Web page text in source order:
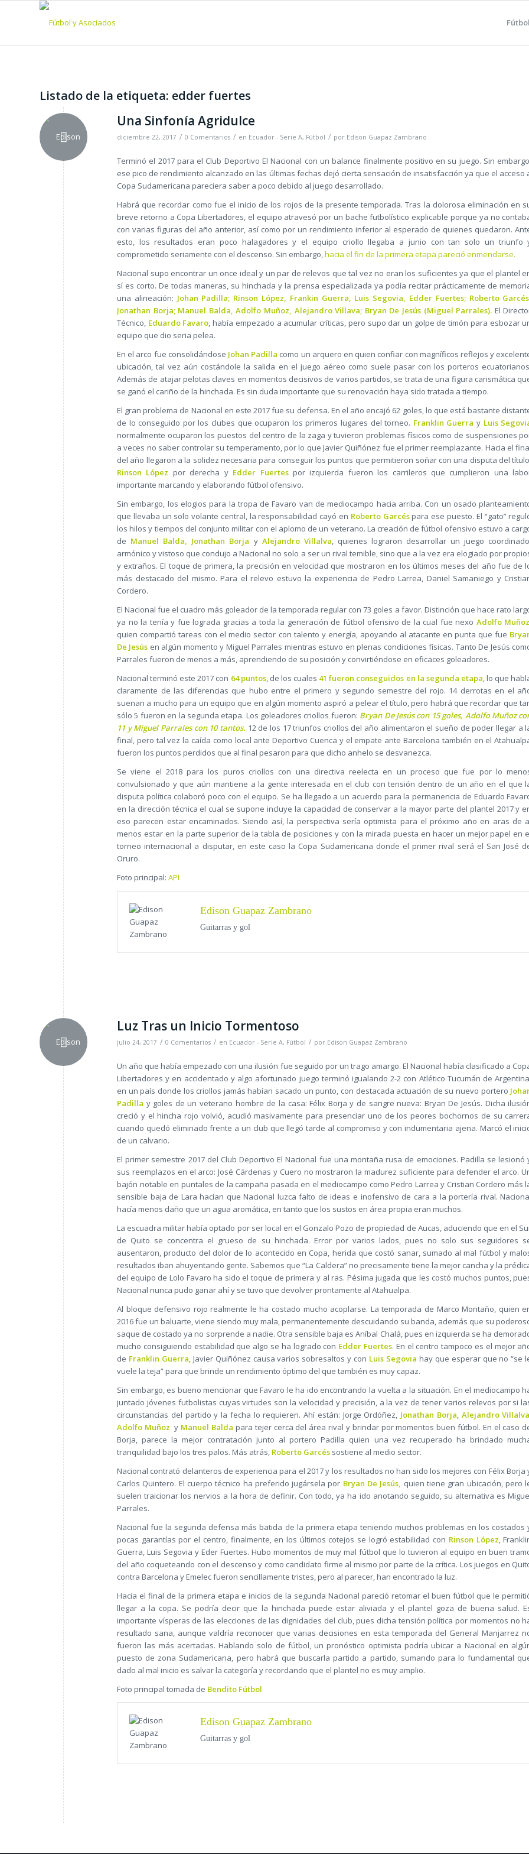
Fútbol
Listado de la etiqueta: edder fuertes
Una Sinfonía Agridulce
diciembre 22, 2017 / 0 Comentarios / en Ecuador - Serie A, Fútbol / por Edison Guapaz Zambrano
Terminó el 2017 para el Club Deportivo El Nacional con un balance finalmente positivo en su juego. Sin
ese pico de rendimiento alcanzado en las últimas fechas dejó cierta sensación de insatisfacción ya que el acceso
Copa Sudamericana pareciera saber a poco debido al juego desarrollado.
Habrá que recordar como fue el inicio de los rojos de la presente temporada. Tras la dolorosa eliminación en
breve retorno a Copa Libertadores, el equipo atravesó por un bache futbolístico explicable porque ya no
con varias figuras del año anterior, así como por un rendimiento inferior al esperado de quienes quedaron.
esto, los resultados eran poco halagadores y el equipo criollo llegaba a junio con tan solo un triunfo
comprometido seriamente con el descenso. Sin embargo,hacia el fin de la primera etapa pareció enmendarse.
Nacional supo encontrar un once ideal y un par de relevos que tal vez no eran los suficientes ya que el plantel
sí es corto. De todas maneras, su hinchada y la prensa especializada ya podía recitar prácticamente de
una alineación: Johan Padilla; Rinson López, Frankin Guerra, Luis Segovia, Edder Fuertes; Roberto
Jonathan Borja; Manuel Balda, Adolfo Muñoz, Alejandro Villava; Bryan De Jesús (Miguel Parrales). El
Técnico, Eduardo Favaro, había empezado a acumular críticas, pero supo dar un golpe de timón para esbozar
equipo que dio seria pelea.
En el arco fue consolidándose Johan Padilla como un arquero en quien confiar con magníficos reflejos y
ubicación, tal vez aún costándole la salida en el juego aéreo como suele pasar con los porteros
Además de atajar pelotas claves en momentos decisivos de varios partidos, se trata de una figura carismática
se ganó el cariño de la hinchada. Es sin duda importante que su renovación haya sido tratada a tiempo.
El gran problema de Nacional en este 2017 fue su defensa. En el año encajó 62 goles, lo que está bastante
de lo conseguido por los clubes que ocuparon los primeros lugares del torneo. Franklin Guerra y Luis
normalmente ocuparon los puestos del centro de la zaga y tuvieron problemas físicos como de suspensiones
a veces no saber controlar su temperamento, por lo que Javier Quiñónez fue el primer reemplazante. Hacia el
del año llegaron a la solidez necesaria para conseguir los puntos que permitieron soñar con una disputa del
Rinson López por derecha y Edder Fuertespor izquierda fueron los carrileros que cumplieron una
importante marcando y elaborando fútbol ofensivo.
Sin embargo, los elogios para la tropa de Favaro van de mediocampo hacia arriba. Con un osado
que llevaba un solo volante central, la responsabilidad cayó en Roberto Garcéspara ese puesto. El “gato”
los hilos y tiempos del conjunto militar con el aplomo de un veterano. La creación de fútbol ofensivo estuvo a
de Manuel Balda, Jonathan Borja y Alejandro Villalva, quienes lograron desarrollar un juego
armónico y vistoso que condujo a Nacional no solo a ser un rival temible, sino que a la vez era elogiado por
y extraños. El toque de primera, la precisión en velocidad que mostraron en los últimos meses del año fue de
más destacado del mismo. Para el relevo estuvo la experiencia de Pedro Larrea, Daniel Samaniego y
Cordero.
El Nacional fue el cuadro más goleador de la temporada regular con 73 goles a favor. Distinción que hace rato
ya no la tenía y fue lograda gracias a toda la generación de fútbol ofensivo de la cual fue nexo Adolfo Muñoz
quien compartió tareas con el medio sector con talento y energía, apoyando al atacante en punta que fue
De Jesús en algún momento y Miguel Parrales mientras estuvo en plenas condiciones físicas. Tanto De Jesús
Parrales fueron de menos a más, aprendiendo de su posición y convirtiéndose en eficaces goleadores.
Nacional terminó este 2017 con 64 puntos, de los cuales 41 fueron conseguidos en la segunda etapa, lo que
claramente de las diferencias que hubo entre el primero y segundo semestre del rojo. 14 derrotas en el
suenan a mucho para un equipo que en algún momento aspiró a pelear el título, pero habrá que recordar que
sólo 5 fueron en la segunda etapa. Los goleadores criollos fueron: Bryan De Jesús con 15 goles, Adolfo Muñoz
11 y Miguel Parrales con 10 tantos. 12 de los 17 triunfos criollos del año alimentaron el sueño de poder llegar a
final, pero tal vez la caída como local ante Deportivo Cuenca y el empate ante Barcelona también en el
fueron los puntos perdidos que al final pesaron para que dicho anhelo se desvanezca.
Se viene el 2018 para los puros criollos con una directiva reelecta en un proceso que fue por lo
convulsionado y que aún mantiene a la gente interesada en el club con tensión dentro de un año en el que
disputa política colaboró poco con el equipo. Se ha llegado a un acuerdo para la permanencia de Eduardo
en la dirección técnica el cual se supone incluye la capacidad de conservar a la mayor parte del plantel 2017 y
eso parecen estar encaminados. Siendo así, la perspectiva sería optimista para el próximo año en aras de
menos estar en la parte superior de la tabla de posiciones y con la mirada puesta en hacer un mejor papel en
torneo internacional a disputar, en este caso la Copa Sudamericana donde el primer rival será el San José
Oruro.
Foto principal: API
Edison Guapaz Zambrano
Guitarras y gol
Luz Tras un Inicio Tormentoso
julio 24, 2017 / 0 Comentarios / en Ecuador - Serie A, Fútbol / por Edison Guapaz Zambrano
Un año que había empezado con una ilusión fue seguido por un trago amargo. El Nacional había clasificado a
Libertadores y en accidentado y algo afortunado juego terminó igualando 2-2 con Atlético Tucumán de Argentina,
en un país donde los criollos jamás habían sacado un punto, con destacada actuación de su nuevo portero
Padilla y goles de un veterano hombre de la casa: Félix Borja y de sangre nueva: Bryan De Jesús. Dicha
creció y el hincha rojo volvió, acudió masivamente para presenciar uno de los peores bochornos de su
cuando quedó eliminado frente a un club que llegó tarde al compromiso y con indumentaria ajena. Marcó el
de un calvario.
El primer semestre 2017 del Club Deportivo El Nacional fue una montaña rusa de emociones. Padilla se lesionó
sus reemplazos en el arco: José Cárdenas y Cuero no mostraron la madurez suficiente para defender el arco.
bajón notable en puntales de la campaña pasada en el mediocampo como Pedro Larrea y Cristian Cordero más
sensible baja de Lara hacían que Nacional luzca falto de ideas e inofensivo de cara a la portería rival.
hacía menos daño que un agua aromática, en tanto que los sustos en área propia eran muchos.
La escuadra militar había optado por ser local en el Gonzalo Pozo de propiedad de Aucas, aduciendo que en el
de Quito se concentra el grueso de su hinchada. Error por varios lados, pues no solo sus seguidores
ausentaron, producto del dolor de lo acontecido en Copa, herida que costó sanar, sumado al mal fútbol y
resultados iban ahuyentando gente. Sabemos que “La Caldera” no precisamente tiene la mejor cancha y la
del equipo de Lolo Favaro ha sido el toque de primera y al ras. Pésima jugada que les costó muchos puntos,
Nacional nunca pudo ganar ahí y se tuvo que devolver prontamente al Atahualpa.
Al bloque defensivo rojo realmente le ha costado mucho acoplarse. La temporada de Marco Montaño, quien
2016 fue un baluarte, viene siendo muy mala, permanentemente descuidando su banda, además que su
saque de costado ya no sorprende a nadie. Otra sensible baja es Aníbal Chalá, pues en izquierda se ha
mucho consiguiendo estabilidad que algo se ha logrado con Edder Fuertes. En el centro tampoco es el mejor
de Franklin Guerra, Javier Quiñónez causa varios sobresaltos y con Luis Segovia hay que esperar que no “se
vuele la teja” para que brinde un rendimiento óptimo del que también es muy capaz.
Sin embargo, es bueno mencionar que Favaro le ha ido encontrando la vuelta a la situación. En el mediocampo
juntado jóvenes futbolistas cuyas virtudes son la velocidad y precisión, a la vez de tener varios relevos por si
circunstancias del partido y la fecha lo requieren. Ahí están: Jorge Ordóñez, Jonathan Borja, Alejandro Villalva
Adolfo Muñoz y Manuel Balda para tejer cerca del área rival y brindar por momentos buen fútbol. En el caso
Borja, parece la mejor contratación junto al portero Padilla quien una vez recuperado ha brindado
tranquilidad bajo los tres palos. Más atrás, Roberto Garcés sostiene al medio sector.
Nacional contrató delanteros de experiencia para el 2017 y los resultados no han sido los mejores con Félix Borja
Carlos Quintero. El cuerpo técnico ha preferido jugársela por Bryan De Jesús, quien tiene gran ubicación, pero
suelen traicionar los nervios a la hora de definir. Con todo, ya ha ido anotando seguido, su alternativa es
Parrales.
Nacional fue la segunda defensa más batida de la primera etapa teniendo muchos problemas en los costados
pocas garantías por el centro, finalmente, en los últimos cotejos se logró estabilidad con Rinson López,
Guerra, Luis Segovia y Eder Fuertes. Hubo momentos de muy mal fútbol que lo tuvieron al equipo en buen
del año coqueteando con el descenso y como candidato firme al mismo por parte de la crítica. Los juegos en
contra Barcelona y Emelec fueron sencillamente tristes, pero al parecer, han encontrado la luz.
Hacia el final de la primera etapa e inicios de la segunda Nacional pareció retomar el buen fútbol que le
llegar a la copa. Se podría decir que la hinchada puede estar aliviada y el plantel goza de buena salud.
importante vísperas de las elecciones de las dignidades del club, pues dicha tensión política por momentos no
resultado sana, aunque valdría reconocer que varias decisiones en esta temporada del General Manjarrez
fueron las más acertadas. Hablando solo de fútbol, un pronóstico optimista podría ubicar a Nacional en
puesto de zona Sudamericana, pero habrá que buscarla partido a partido, sumando para lo fundamental
dado al mal inicio es salvar la categoría y recordando que el plantel no es muy amplio.
Foto principal tomada de Bendito Fútbol
Edison Guapaz Zambrano
Guitarras y gol